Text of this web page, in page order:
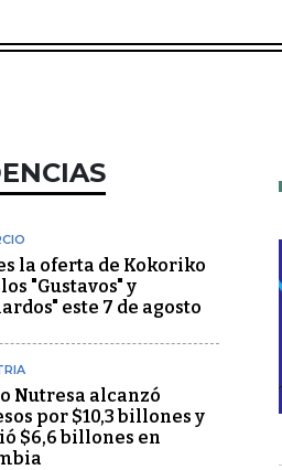
la oferta de Kokoriko
"Gustavos" y
este 7 de agosto
Nutresa alcanzó
por $10,3 billones y
$6,6 billones en